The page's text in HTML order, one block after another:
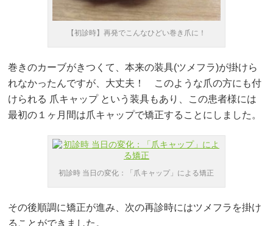
【初診時】再発でこんなひどい巻き爪に！
巻きのカーブがきつくて、本来の装具(ツメフラ)が掛けら
れなかったんですが、大丈夫！ このような爪の方にも付
けられる 爪キャップ という装具もあり、この患者様には
最初の１ヶ月間は爪キャップで矯正することにしました。
初診時 当日の変化：「爪キャップ」による矯正
その後順調に矯正が進み、次の再診時にはツメフラを掛け
ることができました。